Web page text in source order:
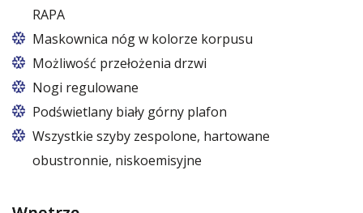
RAPA
Maskownica nóg w kolorze korpusu
Możliwość przełożenia drzwi
Nogi regulowane
Podświetlany biały górny plafon
7 kolorów ze wzornika RAPA
Wszystkie szyby zespolone, hartowane
obustronnie, niskoemisyjne